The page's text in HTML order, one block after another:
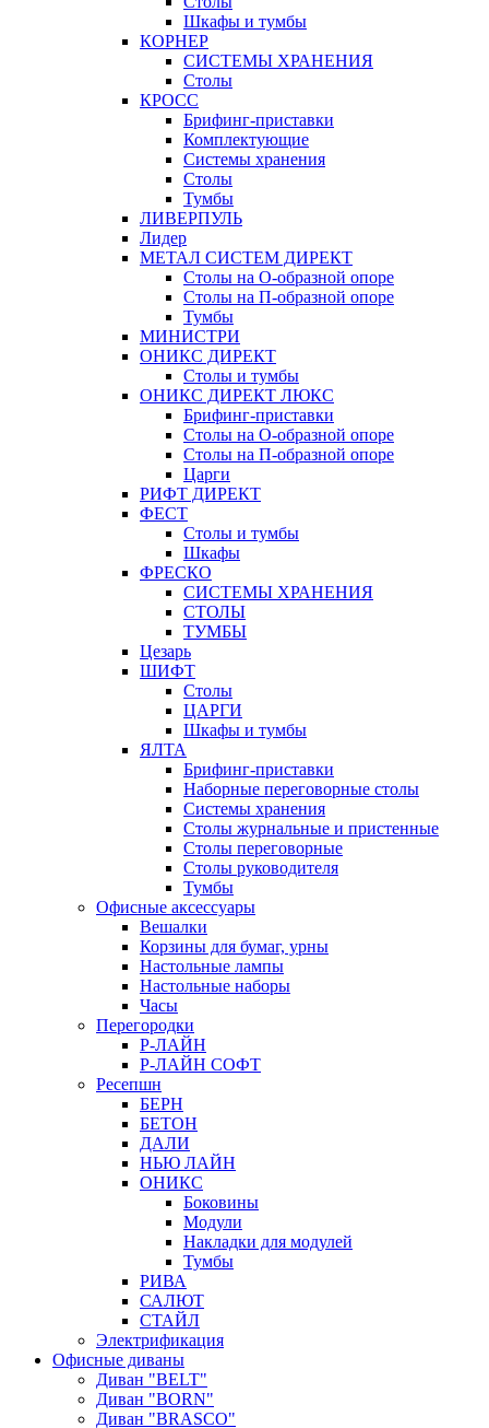
Шкафы и тумбы
КОРНЕР
СИСТЕМЫ ХРАНЕНИЯ
Столы
КРОСС
Брифинг-приставки
Комплектующие
Системы хранения
Столы
Тумбы
ЛИВЕРПУЛЬ
Лидер
МЕТАЛ СИСТЕМ ДИРЕКТ
Столы на О-образной опоре
Столы на П-образной опоре
Тумбы
МИНИСТРИ
ОНИКС ДИРЕКТ
Столы и тумбы
ОНИКС ДИРЕКТ ЛЮКС
Брифинг-приставки
Столы на О-образной опоре
Столы на П-образной опоре
Царги
РИФТ ДИРЕКТ
ФЕСТ
Столы и тумбы
Шкафы
ФРЕСКО
СИСТЕМЫ ХРАНЕНИЯ
СТОЛЫ
ТУМБЫ
Цезарь
ШИФТ
Столы
ЦАРГИ
Шкафы и тумбы
ЯЛТА
Брифинг-приставки
Наборные переговорные столы
Системы хранения
Столы журнальные и пристенные
Столы переговорные
Столы руководителя
Тумбы
Офисные аксессуары
Вешалки
Корзины для бумаг, урны
Настольные лампы
Настольные наборы
Часы
Перегородки
Р-ЛАЙН
Р-ЛАЙН СОФТ
Ресепшн
БЕРН
БЕТОН
ДАЛИ
НЬЮ ЛАЙН
ОНИКС
Боковины
Модули
Накладки для модулей
Тумбы
РИВА
САЛЮТ
СТАЙЛ
Электрификация
Офисные диваны
Диван "BELT"
Диван "BORN"
Диван "BRASCO"